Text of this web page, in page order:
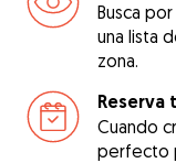
Busca
una lista
zona.
Reserva
Cuando
perfecto